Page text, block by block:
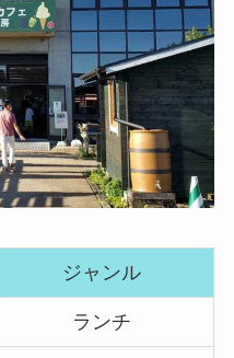
ジャンル
ランチ